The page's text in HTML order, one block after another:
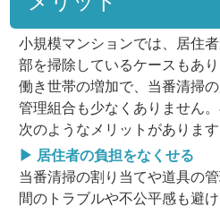
小規模マンションでは、居住
部を掃除しているケースもあ
働き世帯の増加で、当番清掃
管理組合も少なくありません
次のようなメリットがあります
▶ 居住者の負担をなくせる
当番清掃の割り当てや道具の
間のトラブルや不公平感も避け